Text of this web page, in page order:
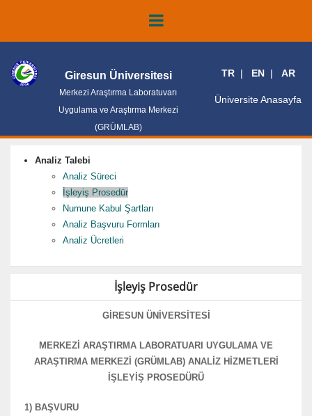
Giresun Üniversitesi
Merkezi Araştırma Laboratuvarı
Uygulama ve Araştırma Merkezi
(GRÜMLAB)
TR EN AR
Üniversite Anasayfa
Analiz Talebi
Analiz Süreci
İşleyiş Prosedür
Numune Kabul Şartları
Analiz Başvuru Formları
Analiz Ücretleri
İşleyiş Prosedür
GİRESUN ÜNİVERSİTESİ
MERKEZİ ARAŞTIRMA LABORATUARI UYGULAMA VE
ARAŞTIRMA MERKEZİ (GRÜMLAB) ANALİZ HİZMETLERİ
İŞLEYİŞ PROSEDÜRÜ
1) BAŞVURU